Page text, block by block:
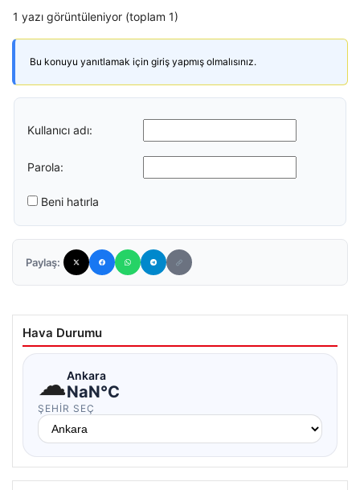
1 yazı görüntüleniyor (toplam 1)
Bu konuyu yanıtlamak için giriş yapmış olmalısınız.
Kullanıcı adı:
Parola:
Beni hatırla
Paylaş:
Hava Durumu
☁Ankara
NaN°C
ŞEHIR SEÇ